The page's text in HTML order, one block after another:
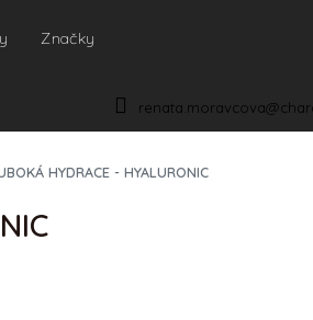
Značky
HYDRACE - HYALURONIC